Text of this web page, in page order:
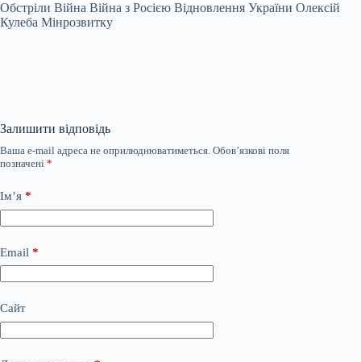
Обстріли Війна Війна з Росією Відновлення України Олексій
Кулеба Мінрозвитку
Залишити відповідь
Ваша e-mail адреса не оприлюднюватиметься. Обов’язкові поля
позначені *
Ім’я *
Email *
Сайт